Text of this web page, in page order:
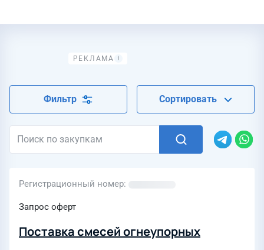
Фильтр Сортировать
Регистрационный номер
Запрос оферт
Поставка смесей огнеупорных